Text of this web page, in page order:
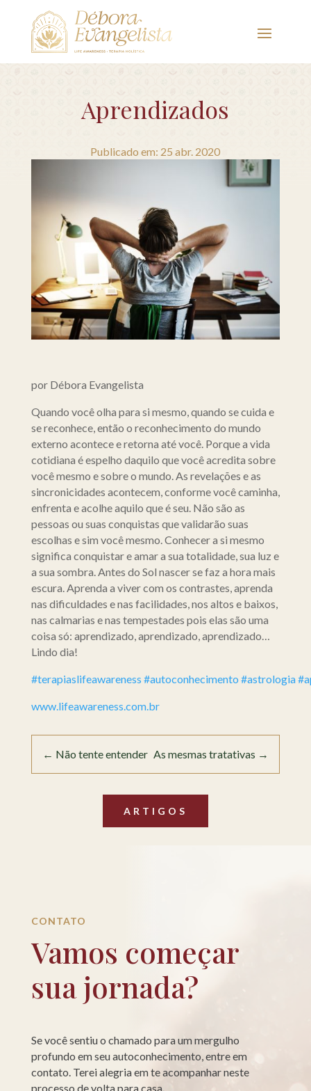
Aprendizados
Publicado em: 25 abr. 2020
por Débora Evangelista
Quando você olha para si mesmo, quando se cuida e
se reconhece, então o reconhecimento do mundo
externo acontece e retorna até você. Porque a vida
cotidiana é espelho daquilo que você acredita sobre
você mesmo e sobre o mundo. As revelações e as
sincronicidades acontecem, conforme você caminha,
enfrenta e acolhe aquilo que é seu. Não são as
pessoas ou suas conquistas que validarão suas
escolhas e sim você mesmo. Conhecer a si mesmo
significa conquistar e amar a sua totalidade, sua luz e
a sua sombra. Antes do Sol nascer se faz a hora mais
escura. Aprenda a viver com os contrastes, aprenda
nas dificuldades e nas facilidades, nos altos e baixos,
nas calmarias e nas tempestades pois elas são uma
coisa só: aprendizado, aprendizado, aprendizado…
Lindo dia!
#terapiaslifeawareness #autoconhecimento #astrologia
www.lifeawareness.com.br
← Não tente entender As mesmas tratativas →
ARTIGOS
CONTATO
Vamos começar
sua jornada?
Se você sentiu o chamado para um mergulho
profundo em seu autoconhecimento, entre em
contato. Terei alegria em te acompanhar neste
processo de volta para casa.